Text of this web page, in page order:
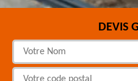
DEVIS